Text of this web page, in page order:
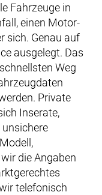
Fahrzeuge in
einen Motor-
sich. Genau auf
ausgelegt. Das
Weg
Private
Inserate,
die Angaben
telefonisch